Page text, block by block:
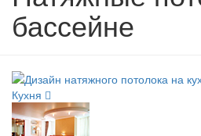
бассейне
Кухня